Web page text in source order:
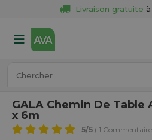
Livraison gratuite
50
GALA Chemin De
x 6m
5/5 ( 1